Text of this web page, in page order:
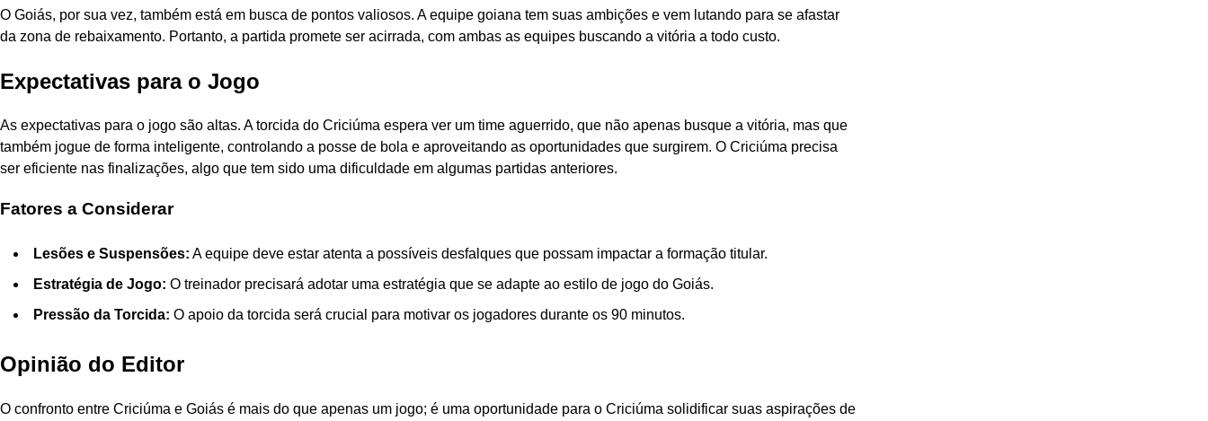
O Goiás, por sua vez, também está em busca de pontos valiosos. A equipe goiana tem suas ambições e vem lutando para se afastar
da zona de rebaixamento. Portanto, a partida promete ser acirrada, com ambas as equipes buscando a vitória a todo custo.
Expectativas para o Jogo
As expectativas para o jogo são altas. A torcida do Criciúma espera ver um time aguerrido, que não apenas busque a vitória, mas que
também jogue de forma inteligente, controlando a posse de bola e aproveitando as oportunidades que surgirem. O Criciúma precisa
ser eficiente nas finalizações, algo que tem sido uma dificuldade em algumas partidas anteriores.
Fatores a Considerar
Lesões e Suspensões: A equipe deve estar atenta a possíveis desfalques que possam impactar a formação titular.
Estratégia de Jogo: O treinador precisará adotar uma estratégia que se adapte ao estilo de jogo do Goiás.
Pressão da Torcida: O apoio da torcida será crucial para motivar os jogadores durante os 90 minutos.
Opinião do Editor
O confronto entre Criciúma e Goiás é mais do que apenas um jogo; é uma oportunidade para o Criciúma solidificar suas aspirações de